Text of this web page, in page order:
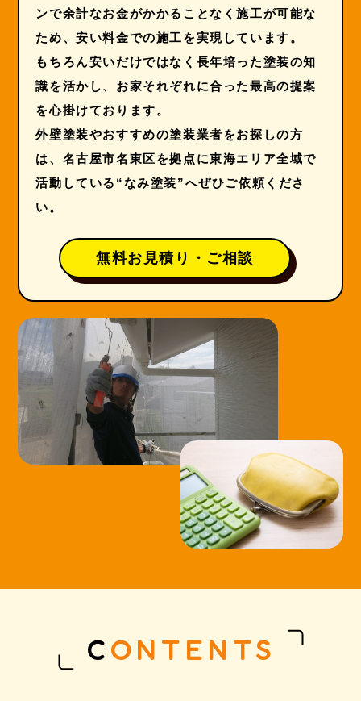
ンで余計なお金がかかることなく施工が可能な
ため、安い料金での施工を実現しています。
もちろん安いだけではなく長年培った塗装の知
識を活かし、お家それぞれに合った最高の提案
を心掛けております。
外壁塗装やおすすめの塗装業者をお探しの方
は、名古屋市名東区を拠点に東海エリア全域で
活動している“なみ塗装”へぜひご依頼くださ
い。
無料お見積り・ご相談
CONTENTS